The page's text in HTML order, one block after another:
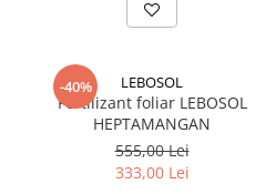
-40% LEBOSOL
Fertilizant foliar LEBOSOL
HEPTAMANGAN
555,00 Lei
333,00 Lei